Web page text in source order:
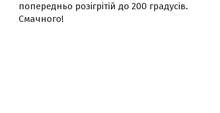
попередньо розігрітій до 200 градусів.
Смачного!